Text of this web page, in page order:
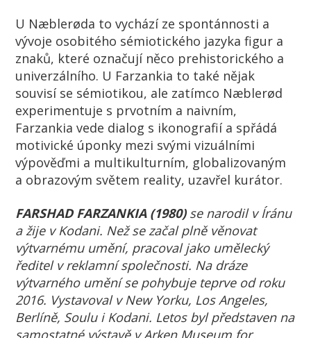
U Næblerøda to vychází ze spontánnosti a
vývoje osobitého sémiotického jazyka figur a
znaků, které označují něco prehistorického a
univerzálního. U Farzankia to také nějak
souvisí se sémiotikou, ale zatímco Næblerød
experimentuje s prvotním a naivním,
Farzankia vede dialog s ikonografií a spřádá
motivické úponky mezi svými vizuálními
výpověďmi a multikulturním, globalizovaným
a obrazovým světem reality, uzavřel kurátor.
FARSHAD FARZANKIA (1980)se narodil v Íránu
a žije v Kodani. Než se začal plně věnovat
výtvarnému umění, pracoval jako umělecký
ředitel v reklamní společnosti. Na dráze
výtvarného umění se pohybuje teprve od roku
2016. Vystavoval v New Yorku, Los Angeles,
Berlíně, Soulu i Kodani. Letos byl představen na
samostatné výstavě v Arken Museum for